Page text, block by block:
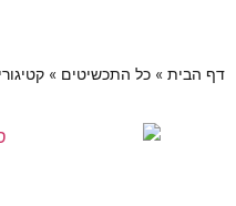
דף הבית » כל התכשיטים »